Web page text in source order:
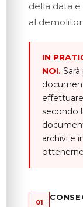
della data
al
IN
NOI.
secondo
archivi e
01